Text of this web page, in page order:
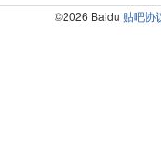
©2026 Baidu 贴吧协